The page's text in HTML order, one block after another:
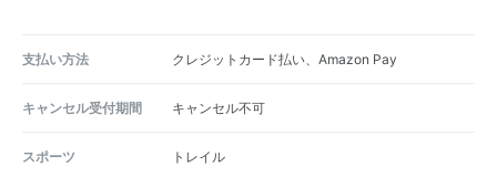
支払い方法 クレジットカード払い、Amazon Pay
キャンセル受付期間 キャンセル不可
スポーツ トレイル